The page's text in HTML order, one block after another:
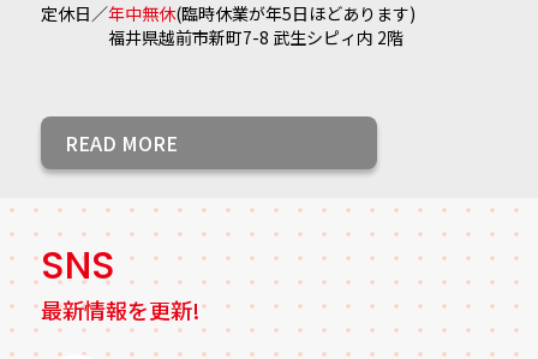
定休日／年中無休(臨時休業が年5日ほどあります)
福井県越前市新町7-8 武生シピィ内 2階
READ MORE
SNS
最新情報を更新!